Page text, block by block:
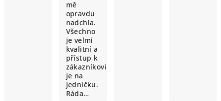
mě
opravdu
nadchla.
Všechno
je velmi
kvalitní a
přístup k
zákazníkovi
je na
jedničku.
Ráda…